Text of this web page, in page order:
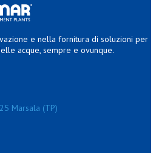
e nella fornitura di soluzioni per
acque, sempre e ovunque.
Marsala (TP)